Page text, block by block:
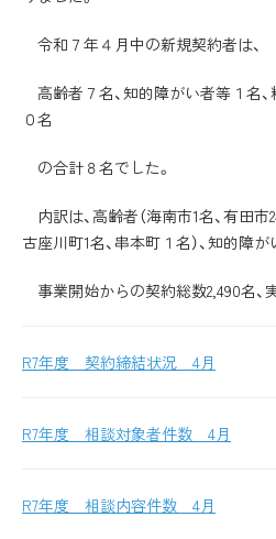
令和７年４月中の新規契約者は、
高齢者７名、知的障がい者等１名
０名
の合計８名でした。
内訳は、高齢者（海南市1名、有田市
古座川町1名、串本町１名）、知的障が
事業開始からの契約総数2,490名、
R7年度 契約締結状況 4月
R7年度 相談対象者件数 4月
R7年度 相談内容件数 4月